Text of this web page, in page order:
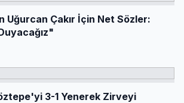
Uğurcan Çakır İçin Net Sözler:
3-1 Yenerek Zirveyi